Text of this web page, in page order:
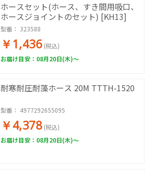
ホースセット(ホース、すき間用吸口、
ホースジョイントのセット) [KH13]
型番： 323588
￥1,436 (税込)
お届け目安：08月20日(木)～
耐寒耐圧耐藻ホース 20M TTTH-1520
型番： 4977292655095
￥4,378 (税込)
お届け目安：08月20日(木)～